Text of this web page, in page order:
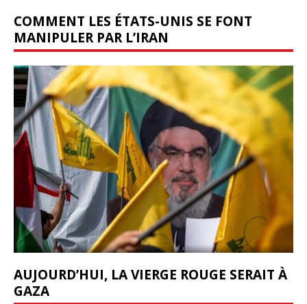
COMMENT LES ÉTATS-UNIS SE FONT
MANIPULER PAR L’IRAN
AUJOURD’HUI, LA VIERGE ROUGE SERAIT À
GAZA